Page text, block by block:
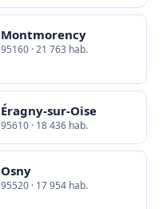
Montmorency
95160 · 21 763 hab.
Éragny-sur-Oise
95610 · 18 436 hab.
Osny
95520 · 17 954 hab.